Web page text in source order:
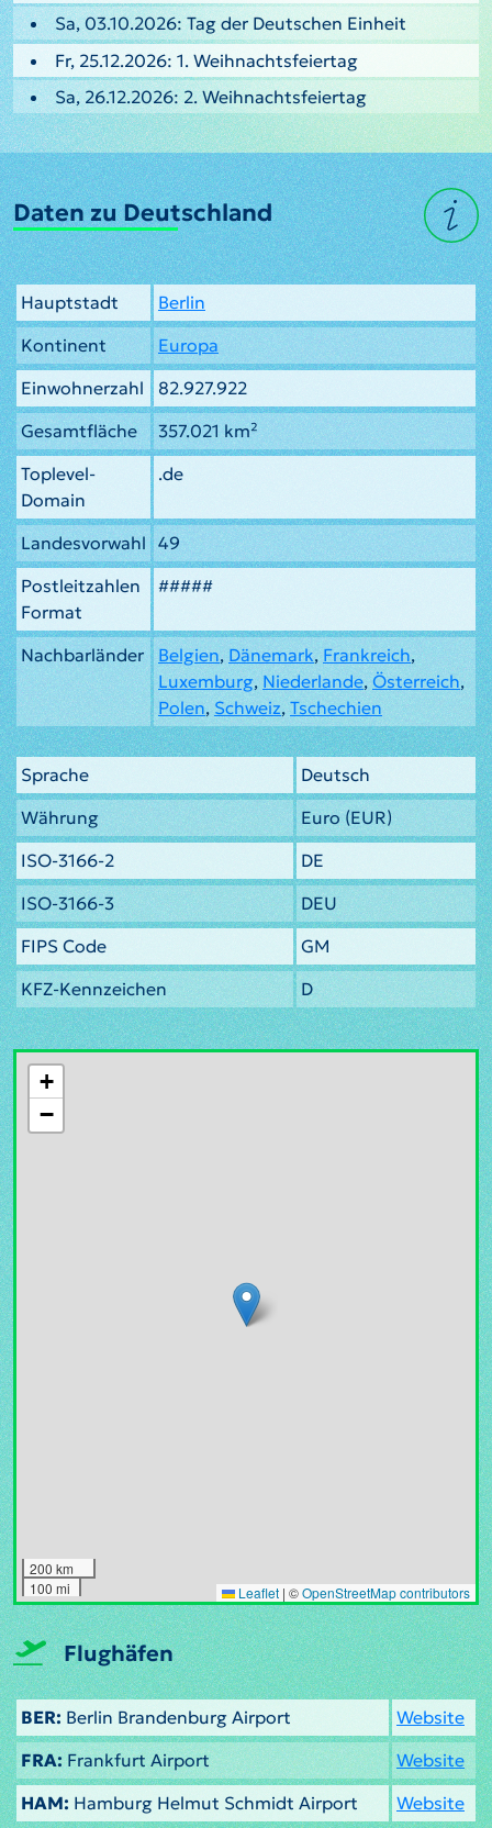
Sa, 03.10.2026: Tag der Deutschen Einheit
Fr, 25.12.2026: 1. Weihnachtsfeiertag
Sa, 26.12.2026: 2. Weihnachtsfeiertag
Daten zu Deutschland
Hauptstadt
Berlin
Kontinent
Europa
Einwohnerzahl
82.927.922
Gesamtfläche
357.021 km²
Toplevel-
Domain
.de
Landesvorwahl 49
Postleitzahlen
Format
#####
Nachbarländer Belgien,Dänemark,Frankreich,
Luxemburg,Niederlande,Österreich,
Polen,Schweiz,Tschechien
Sprache
Deutsch
Währung
Euro (EUR)
ISO-3166-2
DE
ISO-3166-3
DEU
FIPS Code
GM
KFZ-Kennzeichen
D
+
−
200 km
100 mi
Leaflet | ©OpenStreetMap contributors
Flughäfen
BER: Berlin Brandenburg Airport
Website
FRA:Frankfurt Airport
Website
HAM: Hamburg Helmut Schmidt Airport Website